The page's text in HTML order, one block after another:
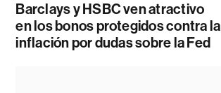
Barclays y HSBC ven atractivo
en los bonos protegidos contra la
inflación por dudas sobre la Fed